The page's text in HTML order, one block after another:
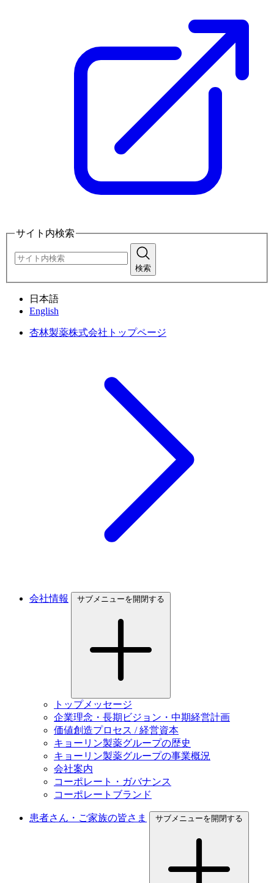
サイト内検索
検索
日本語
English
杏林製薬株式会社トップページ
会社情報 サブメニューを開閉する
トップメッセージ
企業理念・長期ビジョン・中期経営計画
価値創造プロセス / 経営資本
キョーリン製薬グループの歴史
キョーリン製薬グループの事業概況
会社案内
コーポレート・ガバナンス
コーポレートブランド
患者さん・ご家族の皆さま サブメニューを開閉する